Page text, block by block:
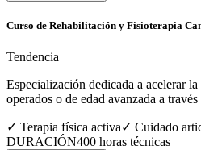
Curso de Rehabilitación y Fisioterapia
Tendencia
Especialización dedicada a acelerar
operados o de edad avanzada a
✓ Terapia física activa✓ Cuidado
DURACIÓN400 horas técnicas